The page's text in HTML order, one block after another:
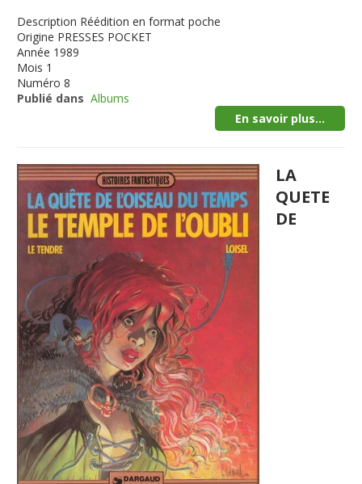
Description Réédition en format poche
Origine PRESSES POCKET
Année 1989
Mois 1
Numéro 8
Publié dans Albums
En savoir plus...
LA
QUETE
DE